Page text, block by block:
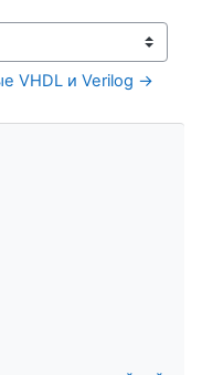
VHDL и Verilog →